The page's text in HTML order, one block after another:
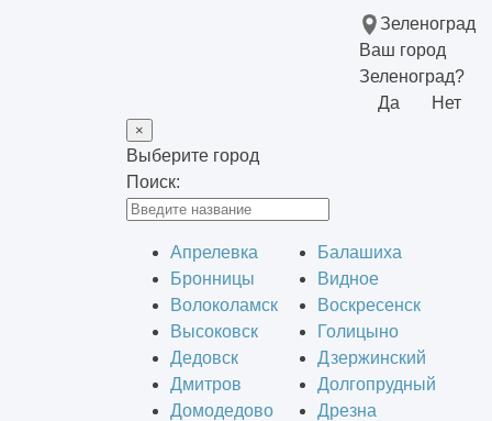
Зеленоград
Ваш город
Зеленоград?
Да
Нет
×
Выберите город
Поиск:
Апрелевка
Балашиха
Бронницы
Видное
Волоколамск
Воскресенск
Высоковск
Голицыно
Дедовск
Дзержинский
Дмитров
Долгопрудный
Домодедово
Дрезна